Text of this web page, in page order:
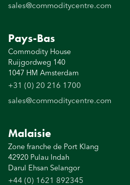
sales@commoditycentre.com
Pays-Bas
Commodity House
Ruijgordweg 140
1047 HM Amsterdam
+31 (0) 20 216 1700
sales@commoditycentre.com
Malaisie
Zone franche de Port Klang
42920 Pulau Indah
Darul Ehsan Selangor
+44 (0) 1621 892345